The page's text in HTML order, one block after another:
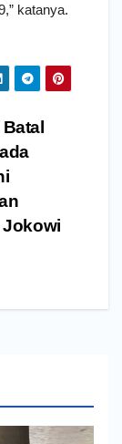
katanya.
Jokowi